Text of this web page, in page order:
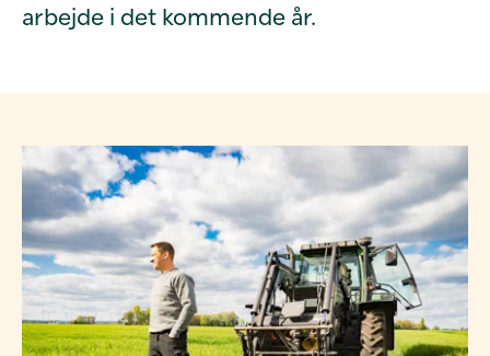
arbejde i det kommende år.